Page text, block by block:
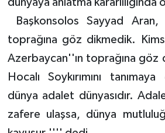
Başkonsolos Sayyad
toprağına göz dikmedik.
Azerbaycan''ın toprağına göz
Hocalı Soykırımını
dünya adalet dünyasıdır.
zafere ulaşsa, dünya